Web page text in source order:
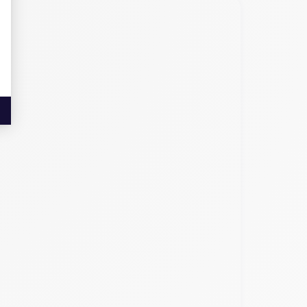
parfaitement avec son design global,
la navigation, il est équipé d'un GPS précis